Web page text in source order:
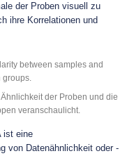
der Proben visuell zu
ihre Korrelationen und
der Proben und die
veranschaulicht.
ist eine
von Datenähnlichkeit oder -